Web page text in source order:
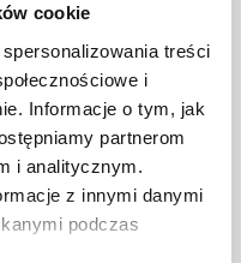
cookie
treści
i
Informacje o tym, jak
partnerom
i analitycznym.
z innymi danymi
podczas
SWOJE
w każdej
pełni odpowiedzialna
mu osób oraz